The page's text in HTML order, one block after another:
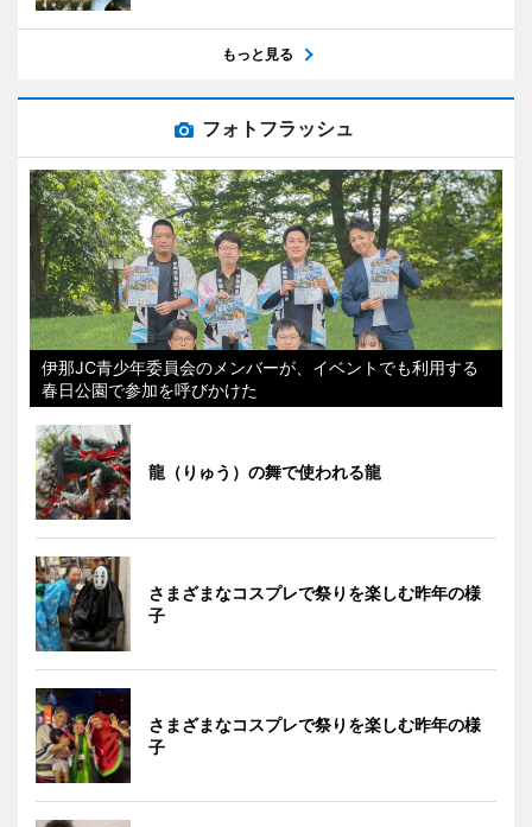
もっと見る
フォトフラッシュ
伊那JC青少年委員会のメンバーが、イベントでも利用する
春日公園で参加を呼びかけた
龍（りゅう）の舞で使われる龍
さまざまなコスプレで祭りを楽しむ昨年の様
子
さまざまなコスプレで祭りを楽しむ昨年の様
子